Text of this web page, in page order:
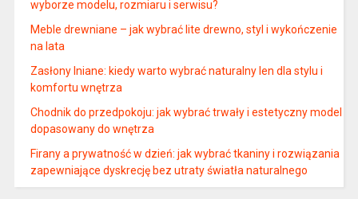
wyborze modelu, rozmiaru i serwisu?
Meble drewniane – jak wybrać lite drewno, styl i wykończenie
na lata
Zasłony lniane: kiedy warto wybrać naturalny len dla stylu i
komfortu wnętrza
Chodnik do przedpokoju: jak wybrać trwały i estetyczny model
dopasowany do wnętrza
Firany a prywatność w dzień: jak wybrać tkaniny i rozwiązania
zapewniające dyskrecję bez utraty światła naturalnego